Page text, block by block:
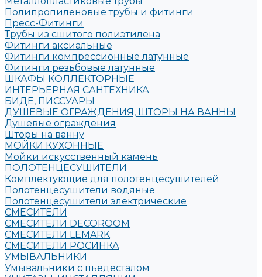
Полипропиленовые трубы и фитинги
Пресс-Фитинги
Трубы из сшитого полиэтилена
Фитинги аксиальные
Фитинги компрессионные латунные
Фитинги резьбовые латунные
ШКАФЫ КОЛЛЕКТОРНЫЕ
ИНТЕРЬЕРНАЯ САНТЕХНИКА
БИДЕ, ПИССУАРЫ
ДУШЕВЫЕ ОГРАЖДЕНИЯ, ШТОРЫ НА ВАННЫ
Душевые ограждения
Шторы на ванну
МОЙКИ КУХОННЫЕ
Мойки искусственный камень
ПОЛОТЕНЦЕСУШИТЕЛИ
Комплектующие для полотенцесушителей
Полотенцесушители водяные
Полотенцесушители электрические
СМЕСИТЕЛИ
СМЕСИТЕЛИ DECOROOM
СМЕСИТЕЛИ LEMARK
СМЕСИТЕЛИ РОСИНКА
УМЫВАЛЬНИКИ
Умывальники с пьедесталом